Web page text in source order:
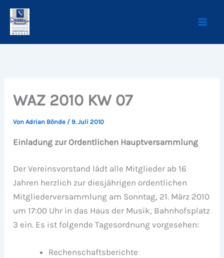
Zum
Inhalt
springen
WAZ 2010 KW 07
VonAdrian Bönde / 9. Juli 2010
Einladung zur Ordentlichen Hauptversammlung
Der Vereinsvorstand lädt alle Mitglieder ab 16
Jahren herzlich zur diesjährigen ordentlichen
Mitgliederversammlung am Sonntag, 21. März 2010
um 17:00 Uhr in das Haus der Musik, Bahnhofsplatz
3 ein. Es ist folgende Tagesordnung vorgesehen:
Rechenschaftsberichte